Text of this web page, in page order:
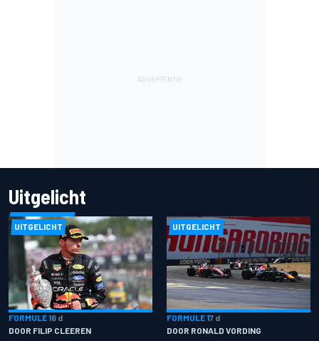
Uitgelicht
UITGELICHT
FORMULE 16 d
DOOR FILIP CLEEREN
UITGELICHT
FORMULE 17 d
DOOR RONALD VORDING